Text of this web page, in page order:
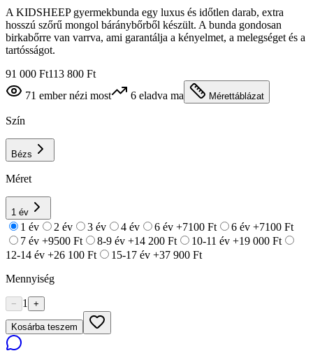
A KIDSHEEP gyermekbunda egy luxus és időtlen darab, extra
hosszú szőrű mongol báránybőrből készült. A bunda gondosan
birkabőrre van varrva, ami garantálja a kényelmet, a melegséget és a
tartósságot.
91 000 Ft113 800 Ft
71 ember nézi most 6 eladva ma Mérettáblázat
Szín
Bézs
Méret
1 év
1 év 2 év 3 év 4 év 6 év +7100 Ft 6 év +7100 Ft
7 év +9500 Ft 8-9 év +14 200 Ft 10-11 év +19 000 Ft
12-14 év +26 100 Ft 15-17 év +37 900 Ft
Mennyiség
− 1 +
Kosárba teszem